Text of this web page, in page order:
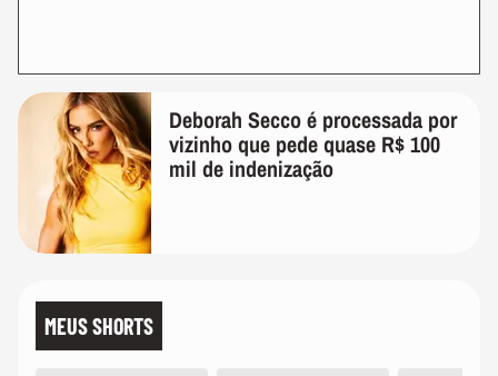
Deborah Secco é processada por
vizinho que pede quase R$ 100
mil de indenização
MEUS SHORTS